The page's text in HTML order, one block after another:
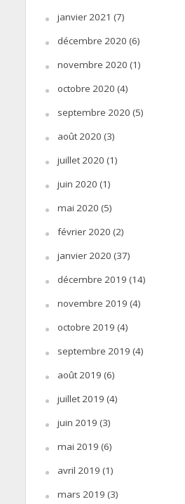
janvier 2021 (7)
décembre 2020 (6)
novembre 2020 (1)
octobre 2020 (4)
septembre 2020 (5)
août 2020 (3)
juillet 2020 (1)
juin 2020 (1)
mai 2020 (5)
février 2020 (2)
janvier 2020 (37)
décembre 2019 (14)
novembre 2019 (4)
octobre 2019 (4)
septembre 2019 (4)
août 2019 (6)
juillet 2019 (4)
juin 2019 (3)
mai 2019 (6)
avril 2019 (1)
mars 2019 (3)